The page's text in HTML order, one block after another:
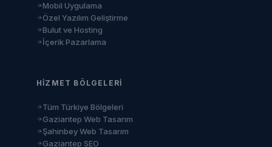
Mobil Uygulama
Özel Yazılım Geliştirme
Bulut ve Hosting
İçerik Pazarlama
HIZMET BÖLGELERI
Tüm Türkiye Bölgeleri
Gaziantep Web Tasarım
Şahinbey Web Tasarım
Gaziantep SEO